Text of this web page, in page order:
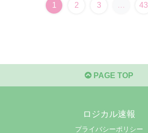
1 2 3 … 43
PAGE TOP
ロジカル速報
プライバシーポリシー